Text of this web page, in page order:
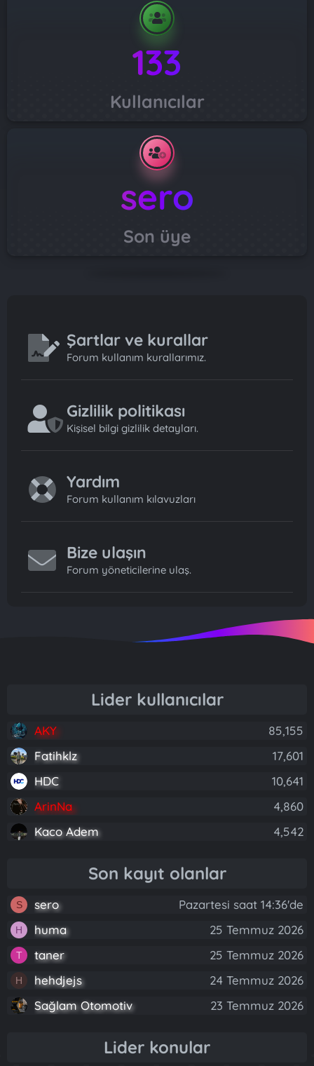
133
Kullanıcılar
sero
Son üye
Şartlar ve kurallar
Forum kullanım kurallarımız.
Gizlilik politikası
Kişisel bilgi gizlilik detayları.
Yardım
Forum kullanım kılavuzları
Bize ulaşın
Forum yöneticilerine ulaş.
Lider kullanıcılar
AKY
85,155
Fatihklz
17,601
HDC
10,641
ArinNa
4,860
Kaco Adem
4,542
Son kayıt olanlar
S sero Pazartesi saat 14:36'de
H huma 25 Temmuz 2026
T taner 25 Temmuz 2026
H hehdjejs
24 Temmuz 2026
Sağlam Otomotiv
23 Temmuz 2026
Lider konular